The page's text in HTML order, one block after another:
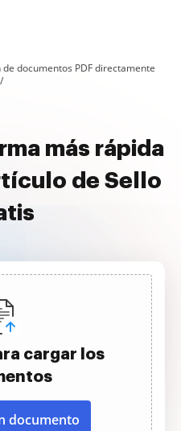
documentos PDF directamente
más rápida
de Sello
cargar los
documento